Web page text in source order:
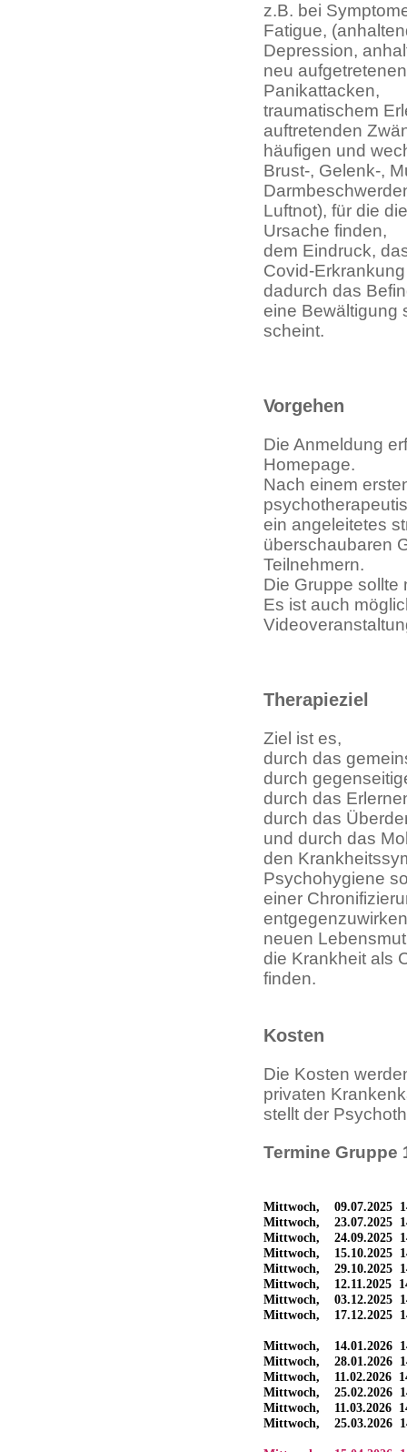
z.B. bei
Fatigue,
Depression,
neu
Panikattacken,
traumatischem
auftretenden
häufigen und
Brust-, Gelenk-,
Luftnot), für die
Ursache finden,
dem Eindruck,
Covid-
dadurch das
eine Bewältigung
scheint.
Vorgehen
Die Anmeldung
Homepage.
Nach einem
ein angeleitetes
überschaubaren
Teilnehmern.
Die Gruppe sollte
Es ist auch
Therapieziel
Ziel ist es,
durch das
durch
durch das
durch das
und durch das
den
Psychohygiene
einer
neuen
die Krankheit als
finden.
Kosten
Die Kosten
privaten
stellt der
Termine Gruppe
Mittwoch, 09.07.2025
Mittwoch, 23.07.2025
Mittwoch, 24.09.2025
Mittwoch, 15.10.2025
Mittwoch, 29.10.2025
Mittwoch, 12.11.2025
Mittwoch, 03.12.2025
Mittwoch, 17.12.2025
Mittwoch, 14.01.2026
Mittwoch, 28.01.2026
Mittwoch, 11.02.2026
Mittwoch, 25.02.2026
Mittwoch, 11.03.2026
Mittwoch, 25.03.2026